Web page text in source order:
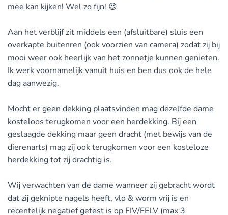
mee kan kijken! Wel zo fijn! 😍
Aan het verblijf zit middels een (afsluitbare) sluis een
overkapte buitenren (ook voorzien van camera) zodat zij bij
mooi weer ook heerlijk van het zonnetje kunnen genieten.
Ik werk voornamelijk vanuit huis en ben dus ook de hele
dag aanwezig.
Mocht er geen dekking plaatsvinden mag dezelfde dame
kosteloos terugkomen voor een herdekking. Bij een
geslaagde dekking maar geen dracht (met bewijs van de
dierenarts) mag zij ook terugkomen voor een kosteloze
herdekking tot zij drachtig is.
Wij verwachten van de dame wanneer zij gebracht wordt
dat zij geknipte nagels heeft, vlo & worm vrij is en
recentelijk negatief getest is op FIV/FELV (max 3